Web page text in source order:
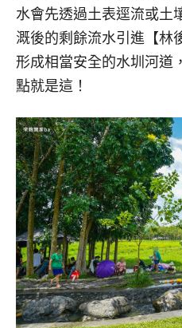
水會先透過土表逕流或土
溉後的剩餘流水引進【林
形成相當安全的水圳河道
點就是這！